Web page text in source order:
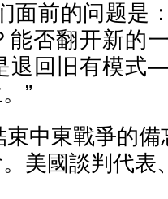
面前的问题是
能否翻开新的
退回旧有模
”